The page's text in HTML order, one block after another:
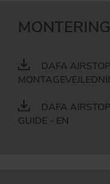
DAFA
DAFA
GUIDE - EN